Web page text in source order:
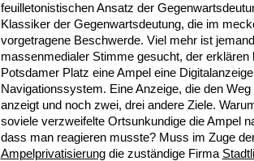
feuilletonistischen Ansatz der
Klassiker der Gegenwartsdeutung, die im
vorgetragene Beschwerde. Viel mehr ist
massenmedialer Stimme gesucht, der erklären
Potsdamer Platz eine Ampel eine
Navigationssystem. Eine Anzeige, die den
anzeigt und noch zwei, drei andere Ziele.
soviele verzweifelte Ortsunkundige die Ampel
dass man reagieren musste? Muss im Zuge
Ampelprivatisierungdie zuständige Firma